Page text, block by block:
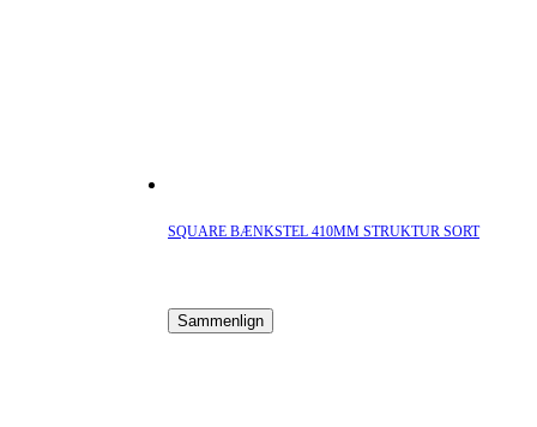
SQUARE BÆNKSTEL 410MM STRUKTUR SORT
Sammenlign